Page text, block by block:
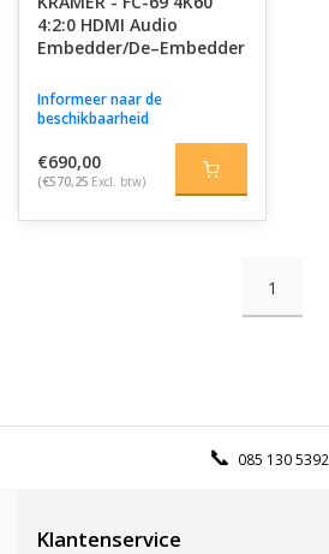
4:2:0 HDMI Audio
Embedder/De–Embedder
Informeer naar de
beschikbaarheid
€690,00
(€570,25 Excl. btw)
1
085 130 5392
Klantenservice